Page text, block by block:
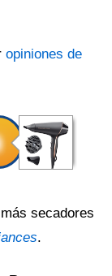
opiniones de
secadores
.